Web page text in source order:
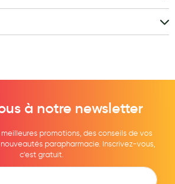
alimentaires
à notre newsletter
promotions, des conseils de vos
parapharmacie. Inscrivez-vous,
c'est gratuit.